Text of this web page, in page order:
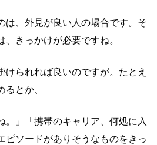
は、外見が良い人の場合です。そ
きっかけが必要ですね。
けられれば良いのですが。たとえ
るとか、
。」「携帯のキャリア、何処に入
ピソードがありそうなものをきっ